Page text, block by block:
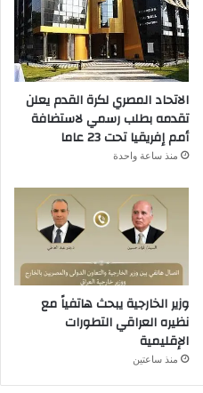
الاتحاد المصري لكرة القدم يعلن
تقدمه بطلب رسمي لاستضافة
أمم إفريقيا تحت 23 عاما
منذ ساعة واحدة
وزير الخارجية يبحث هاتفياً مع
نظيره العراقي التطورات
الإقليمية
منذ ساعتين